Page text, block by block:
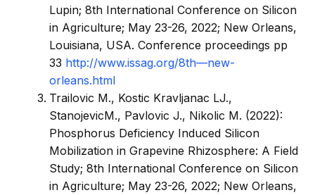
Lupin; 8th International Conference on Silicon
in Agriculture; May 23-26, 2022; New Orleans,
Louisiana, USA. Conference proceedings pp
33 http://www.issag.org/8th—new-
orleans.html
Trailovic M., Kostic Kravljanac LJ.,
StanojevicM., Pavlovic J., Nikolic M. (2022):
Phosphorus Deficiency Induced Silicon
Mobilization in Grapevine Rhizosphere: A Field
Study; 8th International Conference on Silicon
in Agriculture; May 23-26, 2022; New Orleans,